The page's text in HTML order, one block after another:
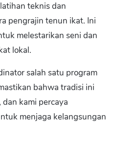
teknis dan
pengrajin tenun ikat. Ini
melestarikan seni dan
lokal.
salah satu program
bahwa tradisi ini
kami percaya
menjaga kelangsungan